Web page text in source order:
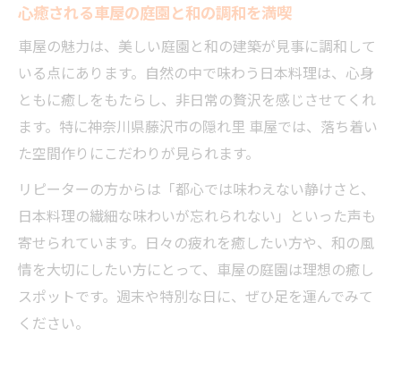
心癒される車屋の庭園と和の調和を満喫
車屋の魅力は、美しい庭園と和の建築が見事に調和して
いる点にあります。自然の中で味わう日本料理は、心身
ともに癒しをもたらし、非日常の贅沢を感じさせてくれ
ます。特に神奈川県藤沢市の隠れ里 車屋では、落ち着い
た空間作りにこだわりが見られます。
リピーターの方からは「都心では味わえない静けさと、
日本料理の繊細な味わいが忘れられない」といった声も
寄せられています。日々の疲れを癒したい方や、和の風
情を大切にしたい方にとって、車屋の庭園は理想の癒し
スポットです。週末や特別な日に、ぜひ足を運んでみて
ください。